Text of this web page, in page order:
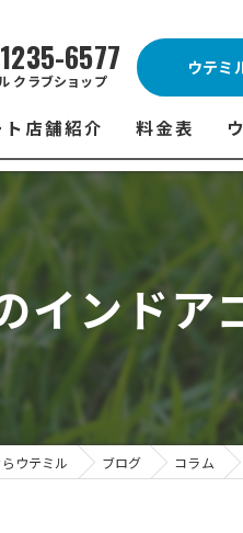
6577
クラブショップ
ウテミ
店舗紹介
レーションゴルフ Caddy
ゴルフクラブ(SUZU4-GOLFCLUB)
料金表
浦安駅前店
市原インドア
ウテミルスク
サポート店
シミュレ
インドア
ウテミル ブログ コラム